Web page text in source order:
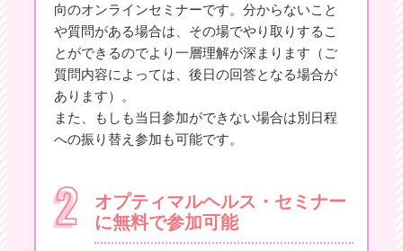
向のオンラインセミナーです。分からないこと
や質問がある場合は、その場でやり取りするこ
とができるのでより一層理解が深まります（ご
質問内容によっては、後日の回答となる場合が
あります）。
また、もしも当日参加ができない場合は別日程
への振り替え参加も可能です。
オプティマルヘルス・セミナー
に無料で参加可能